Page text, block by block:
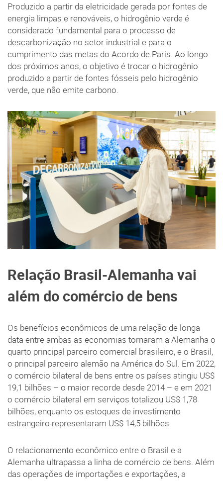
Produzido a partir da eletricidade gerada por fontes de
energia limpas e renováveis, o hidrogênio verde é
considerado fundamental para o processo de
descarbonização no setor industrial e para o
cumprimento das metas do Acordo de Paris. Ao longo
dos próximos anos, o objetivo é trocar o hidrogênio
produzido a partir de fontes fósseis pelo hidrogênio
verde, que não emite carbono.
Relação Brasil-Alemanha vai
além do comércio de bens
Os benefícios econômicos de uma relação de longa
data entre ambas as economias tornaram a Alemanha o
quarto principal parceiro comercial brasileiro, e o Brasil,
o principal parceiro alemão na América do Sul. Em 2022,
o comércio bilateral de bens entre os países atingiu US$
19,1 bilhões – o maior recorde desde 2014 – e em 2021
o comércio bilateral em serviços totalizou US$ 1,78
bilhões, enquanto os estoques de investimento
estrangeiro representaram US$ 14,5 bilhões.
O relacionamento econômico entre o Brasil e a
Alemanha ultrapassa a linha de comércio de bens. Além
das operações de importações e exportações, a